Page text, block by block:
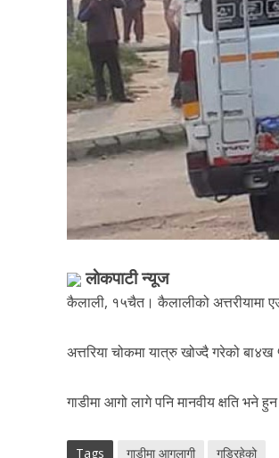
लाेकपाटी न्यूज
कैलाली, १५चैत। कैलालीको अत्तरीयामा
अत्तरिया चोकमा यात्रु खोज्दै गरेको
गाडीमा आगो लागे पनि मानवीय क्षति
Tags गाडीमा आगलागी गुडिरहेको